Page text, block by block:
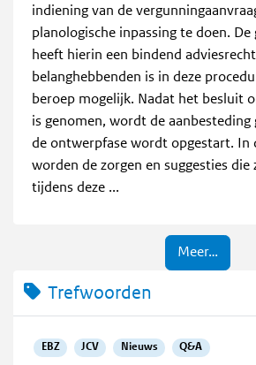
indiening van de
planologische inpassing te doen. De
heeft hierin een bindend
belanghebbenden is in deze
beroep mogelijk. Nadat het besluit
is genomen, wordt de aanbesteding
de ontwerpfase wordt opgestart. In
worden de zorgen en suggesties die
tijdens deze ...
Meer…
Trefwoorden
EBZ JCV Nieuws Q&A